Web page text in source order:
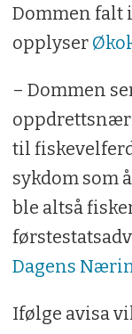
Dommen falt
opplyser
– Dommen
til
sykdom som
ble altså
Dagens
Ifølge avisa